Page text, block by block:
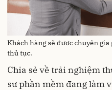
Khách hàng sẽ được chuyên
thủ tục.
Chia sẻ về trải nghiệm
sư phần mềm đang làm